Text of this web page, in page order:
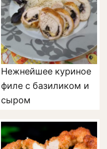
Нежнейшее куриное
филе с базиликом и
сыром